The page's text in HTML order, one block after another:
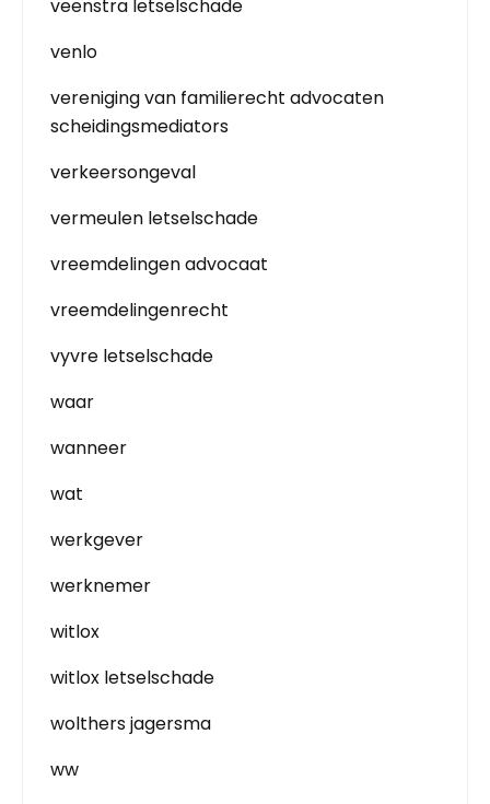
veenstra letselschade
venlo
vereniging van familierecht advocaten
scheidingsmediators
verkeersongeval
vermeulen letselschade
vreemdelingen advocaat
vreemdelingenrecht
vyvre letselschade
waar
wanneer
wat
werkgever
werknemer
witlox
witlox letselschade
wolthers jagersma
ww